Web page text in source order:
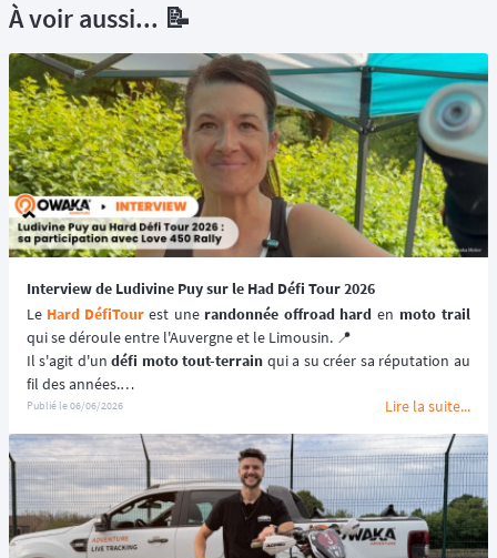
À voir aussi... 📝
Interview de Ludivine Puy sur le Had Défi Tour 2026
Le Hard DéfiTour est une randonnée offroad hard en moto trail
qui se déroule entre l'Auvergne et le Limousin. 📍
Il s'agit d'un défi moto tout-terrain qui a su créer sa réputation au
fil des années.
Pour ses 10 ans, le
se composait exceptionnellement cette
année de 3 jours de rando avec au programme plus de 400 km par
jour. 💪🏻
👉 Un challenge de taille qu'a souhaité relever, Ludivine Puy, une
femme passionnée de moto tout-terrain depuis des années dont
le palmarés est impressionnant :
🏁 3 fois finisher du Paris-Dakar
Publié le06/06/2026 Lire la suite...